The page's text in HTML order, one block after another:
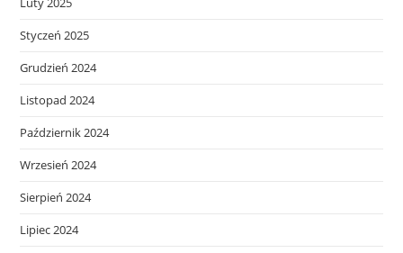
Styczeń 2025
Grudzień 2024
Listopad 2024
Październik 2024
Wrzesień 2024
Sierpień 2024
Lipiec 2024